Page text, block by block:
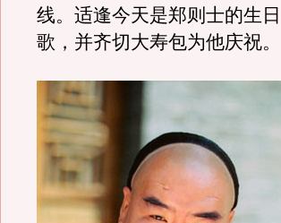
线。适逢今天是郑则士的生
歌，并齐切大寿包为他庆祝。